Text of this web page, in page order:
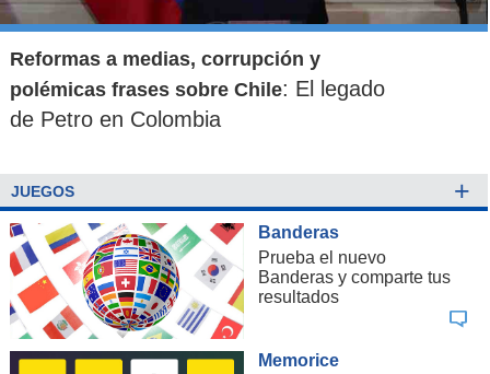
Reformas a medias, corrupción y
polémicas frases sobre Chile: El legado
de Petro en Colombia
JUEGOS +
Banderas
Prueba el nuevo
Banderas y comparte tus
resultados
Memorice